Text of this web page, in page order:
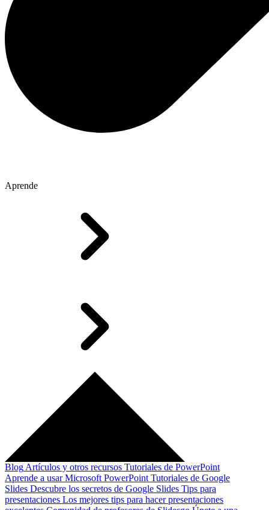
Aprende
Blog Artículos y otros recursos Tutoriales de PowerPoint
Aprende a usar Microsoft PowerPoint Tutoriales de Google
Slides Descubre los secretos de Google Slides Tips para
presentaciones Los mejores tips para hacer presentaciones